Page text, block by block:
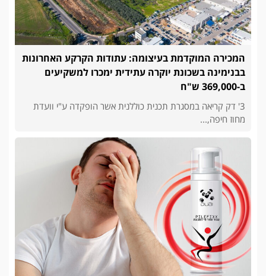
המכירה המוקדמת בעיצומה: עתודות הקרקע האחרונות
בבנימינה בשכונת יוקרה עתידית ימכרו למשקיעים
ב-369,000 ש"ח
3' דק קריאה במסגרת תכנית כוללנית אשר הופקדה ע"י וועדת
מחוז חיפה,...